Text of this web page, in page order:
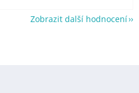
Zobrazit další hodnocení